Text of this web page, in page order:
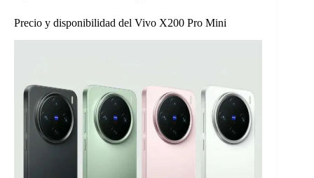
Precio y disponibilidad del Vivo X200 Pro Mini